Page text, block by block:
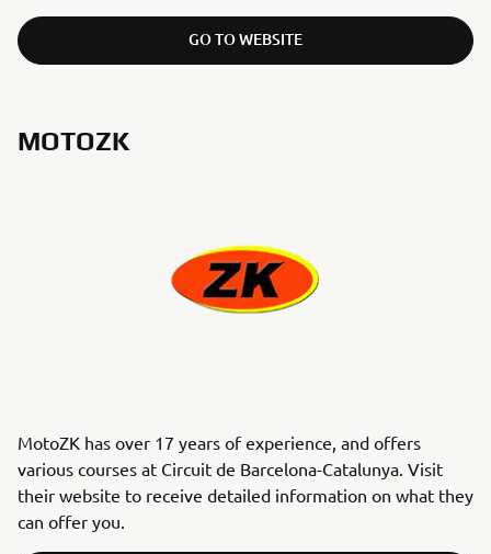
GO TO WEBSITE
MOTOZK
MotoZK has over 17 years of experience, and offers
various courses at Circuit de Barcelona-Catalunya. Visit
their website to receive detailed information on what they
can offer you.